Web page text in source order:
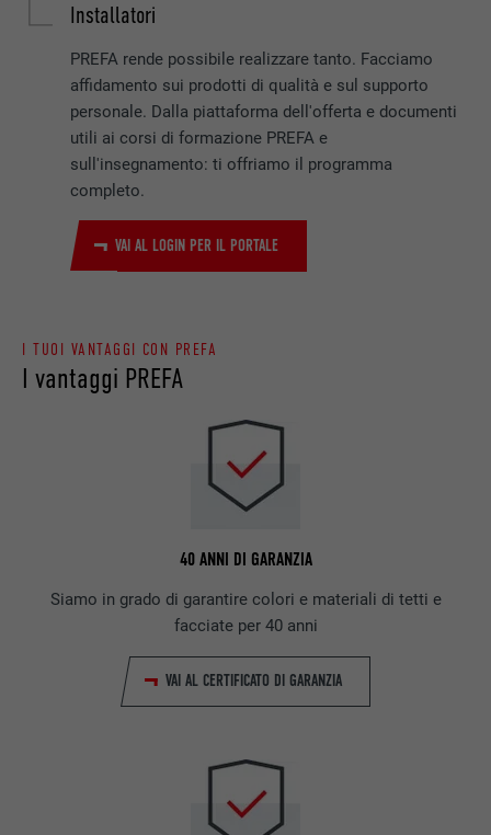
Installatori
PREFA rende possibile realizzare tanto. Facciamo
affidamento sui prodotti di qualità e sul supporto
personale. Dalla piattaforma dell'offerta e documenti
utili ai corsi di formazione PREFA e
sull'insegnamento: ti offriamo il programma
completo.
VAI AL LOGIN PER IL PORTALE
I vantaggi PREFA
I TUOI VANTAGGI CON PREFA
40 ANNI DI GARANZIA
Siamo in grado di garantire colori e materiali di tetti e
facciate per 40 anni
VAI AL CERTIFICATO DI GARANZIA